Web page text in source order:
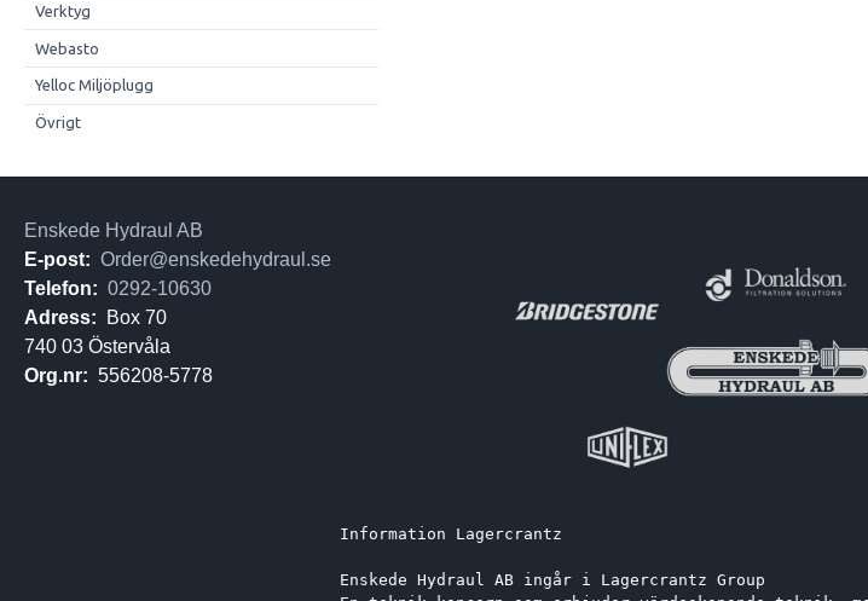
Verktyg
Webasto
Yelloc Miljöplugg
Övrigt
Information Lagercrantz
Enskede Hydraul AB ingår i Lagercrantz Group
Enskede Hydraul AB
E-post: Order@enskedehydraul.se
Telefon: 0292-10630
Adress:
Box 70
740 03 Östervåla
Org.nr: 556208-5778